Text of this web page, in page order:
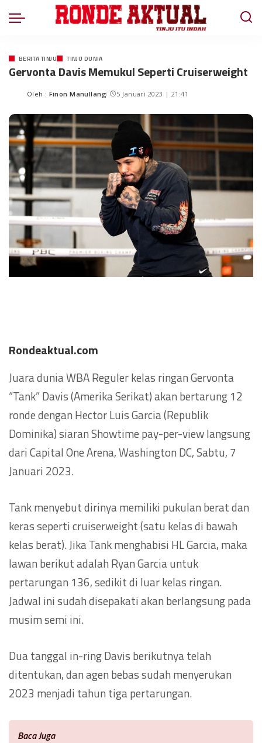
BERITA TINJU TINJU DUNIA
Gervonta Davis Memukul Seperti Cruiserweight
Oleh : Finon Manullang 5 Januari 2023 | 21:41
Rondeaktual.com
Juara dunia WBA Reguler kelas ringan Gervonta
“Tank” Davis (Amerika Serikat) akan bertarung 12
ronde dengan Hector Luis Garcia (Republik
Dominika) siaran Showtime pay-per-view langsung
dari Capital One Arena, Washington DC, Sabtu, 7
Januari 2023.
Tank menyebut dirinya memiliki pukulan berat dan
keras seperti cruiserweight (satu kelas di bawah
kelas berat). Jika Tank menghabisi HL Garcia, maka
lawan berikut adalah Ryan Garcia untuk
pertarungan 136, sedikit di luar kelas ringan.
Jadwal ini sudah disepakati akan berlangsung pada
musim semi ini.
Dua tanggal in-ring Davis berikutnya telah
ditentukan, dan agen bebas sudah menyerukan
2023 menjadi tahun tiga pertarungan.
Baca Juga